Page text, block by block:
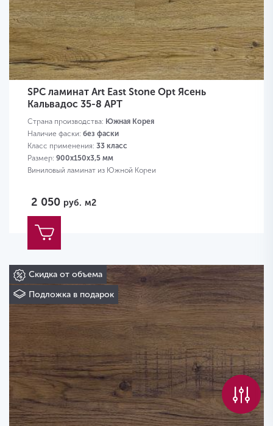
SPC ламинат Art East Stone Opt Ясень
Кальвадос 35-8 APT
Страна производства: Южная Корея
Наличие фаски: без фаски
Класс применения: 33 класс
Размер: 900х150х3,5 мм
Виниловый ламинат из Южной Кореи
2 050 руб. м2
Скидка от объема
Подложка в подарок